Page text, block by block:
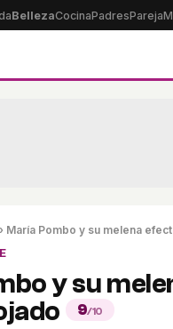
BellezaCocinaPadresPareja
› María Pombo y su melena
y su
9/10